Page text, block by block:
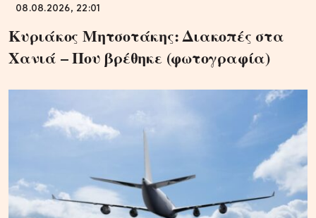
08.08.2026, 22:01
Κυριάκος Μητσοτάκης: Διακοπές στα
Χανιά – Που βρέθηκε (φωτογραφία)